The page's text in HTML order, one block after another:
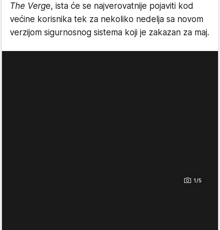
The Verge, ista će se najverovatnije pojaviti kod
većine korisnika tek za nekoliko nedelja sa novom
verzijom sigurnosnog sistema koji je zakazan za maj.
1/5